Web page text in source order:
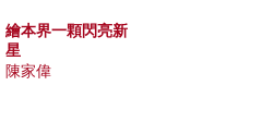
繪本界一顆閃亮新
星
陳家偉